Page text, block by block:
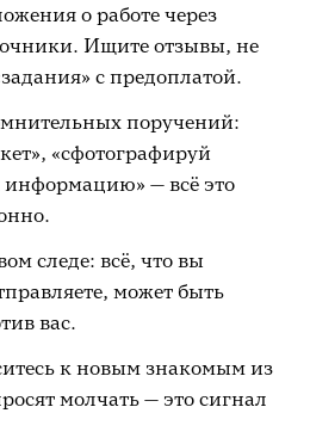
о работе через
Ищите отзывы, не
с предоплатой.
поручений:
«сфотографируй
информацию» — всё это
следе: всё, что вы
может быть
вас.
к новым знакомым из
молчать — это сигнал